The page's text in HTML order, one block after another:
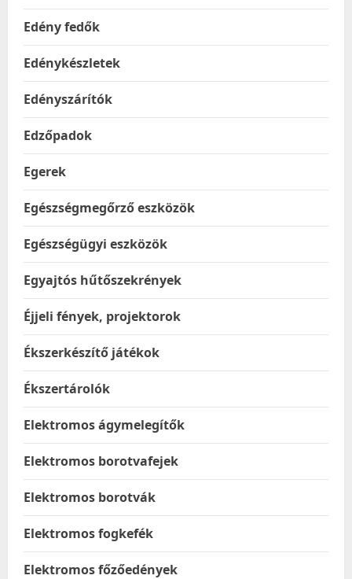
Edény fedők
Edénykészletek
Edényszárítók
Edzőpadok
Egerek
Egészségmegőrző eszközök
Egészségügyi eszközök
Egyajtós hűtőszekrények
Éjjeli fények, projektorok
Ékszerkészítő játékok
Ékszertárolók
Elektromos ágymelegítők
Elektromos borotvafejek
Elektromos borotvák
Elektromos fogkefék
Elektromos főzőedények